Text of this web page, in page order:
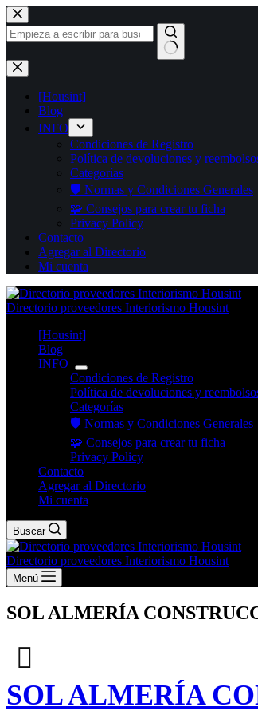
Saltar
al
contenido
Sin
resultados
[Housint]
Blog
INFO
Condiciones de Registro
Política de devoluciones y
Categorías
🛡️ Normas y Condiciones Generales
🧩 Consejos para crear tu ficha
Privacy Policy
Contacto
Agregar al Directorio
Mi cuenta
Directorio proveedores Interiorismo Housint
[Housint]
Blog
INFO
Condiciones de Registro
Política de devoluciones y
Categorías
🛡️ Normas y Condiciones Generales
🧩 Consejos para crear tu ficha
Privacy Policy
Contacto
Agregar al Directorio
Mi cuenta
Buscar
Directorio proveedores Interiorismo Housint
Menú
SOL ALMERÍA
SOL ALMERÍA